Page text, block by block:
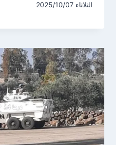
الثلاثاء 2025/10/07